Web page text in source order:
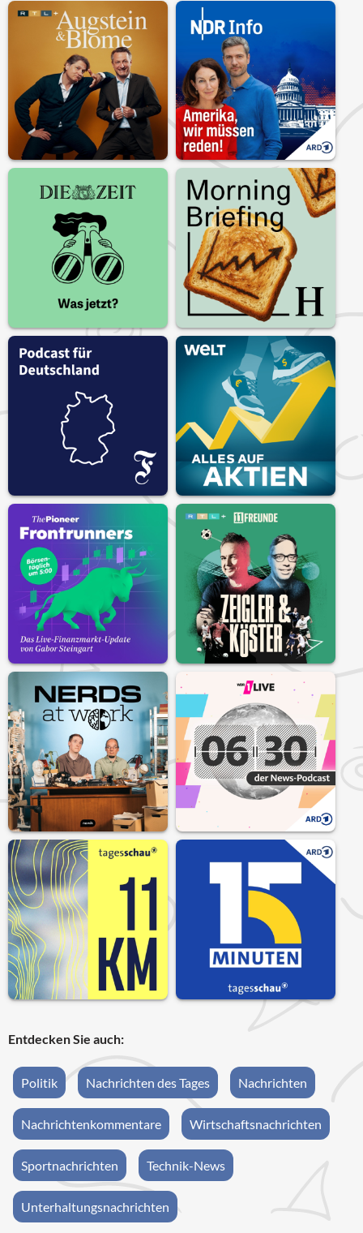
Entdecken Sie auch:
Politik Nachrichten des Tages Nachrichten
Nachrichtenkommentare Wirtschaftsnachrichten
Sportnachrichten Technik-News
Unterhaltungsnachrichten